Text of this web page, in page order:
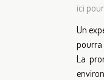
ici
Un
pourra
La